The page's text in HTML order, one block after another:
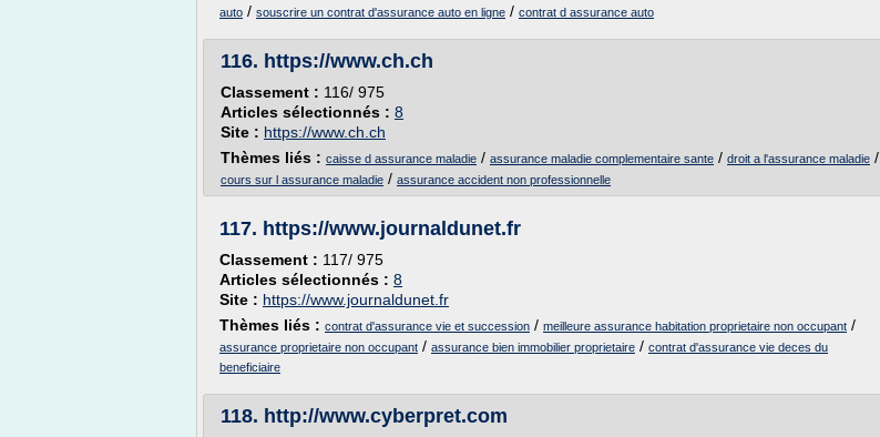
auto / souscrire un contrat d'assurance auto en ligne / contrat d assurance auto
116. https://www.ch.ch
Classement : 116/ 975
Articles sélectionnés : 8
Site : https://www.ch.ch
Thèmes liés : caisse d assurance maladie / assurance maladie complementaire sante / droit a l'assurance maladie /
cours sur l assurance maladie / assurance accident non professionnelle
117. https://www.journaldunet.fr
Classement : 117/ 975
Articles sélectionnés : 8
Site : https://www.journaldunet.fr
Thèmes liés : contrat d'assurance vie et succession / meilleure assurance habitation proprietaire non occupant /
assurance proprietaire non occupant / assurance bien immobilier proprietaire / contrat d'assurance vie deces du
beneficiaire
118. http://www.cyberpret.com